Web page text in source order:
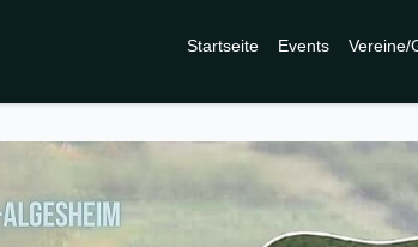
Startseite Events Vereine/